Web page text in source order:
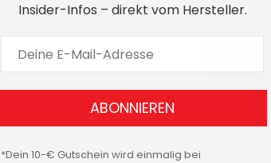
Insider-Infos – direkt vom Hersteller.
E-Mail Adresse
ABONNIEREN
*Dein 10-€ Gutschein wird einmalig bei